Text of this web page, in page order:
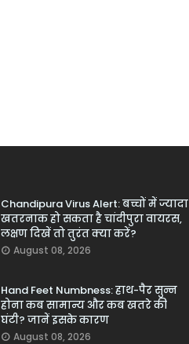
Chandipura Virus Alert: बच्चों में ज्यादा
खतरनाक हो सकता है चांदीपुरा वायरस,
लक्षण दिखें तो तुरंत क्या करें?
August 08, 2026
Hand Feet Numbness: हाथ-पैर सुन्न
होना कब सामान्य और कब खतरे की
घंटी? जानें इसके कारण
August 08, 2026